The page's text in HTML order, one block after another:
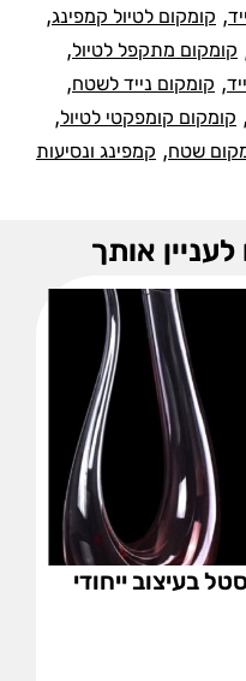
, קומקום לטיול קמפינג,
קומקום מתקפל לטיול,
, קומקום נייד לשטח,
, קומקום קומפקטי לטיול,
שטח, קמפינג ונסיעות
אותך
בעיצוב ייחודי